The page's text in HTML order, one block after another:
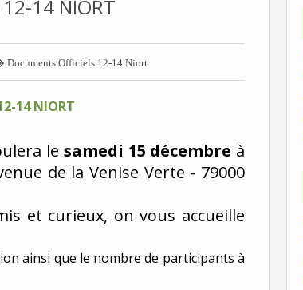
14 NIORT
Documents Officiels 12-14 Niort
le samedi 15 décembre à
de la Venise Verte - 79000
et curieux, on vous accueille
ainsi que le nombre de participants à